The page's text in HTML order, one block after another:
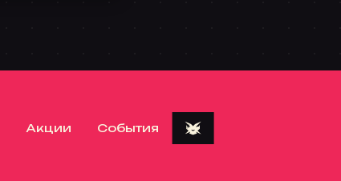
Акции События